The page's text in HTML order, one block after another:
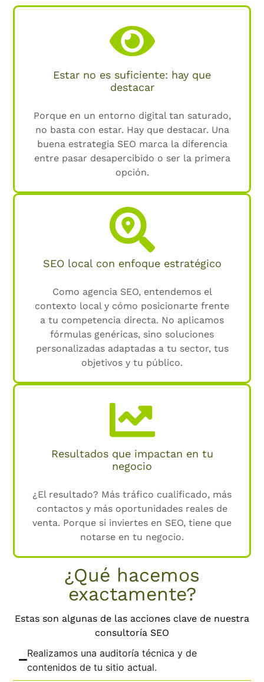
Estar no es suficiente: hay que
destacar
Porque en un entorno digital tan saturado,
no basta con estar. Hay que destacar. Una
buena estrategia SEO marca la diferencia
entre pasar desapercibido o ser la primera
opción.
SEO local con enfoque estratégico
Como agencia SEO, entendemos el
contexto local y cómo posicionarte frente
a tu competencia directa. No aplicamos
fórmulas genéricas, sino soluciones
personalizadas adaptadas a tu sector, tus
objetivos y tu público.
Resultados que impactan en tu
negocio
¿El resultado? Más tráfico cualificado, más
contactos y más oportunidades reales de
venta. Porque si inviertes en SEO, tiene que
notarse en tu negocio.
¿Qué hacemos
exactamente?
Estas son algunas de las acciones clave de nuestra
consultoría SEO
Realizamos una auditoría técnica y de
contenidos de tu sitio actual.